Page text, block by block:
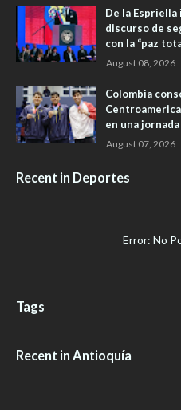
De la
discurso de
con la “paz
August 08, 2026
Colombia
en una
August 07, 2026
Recent in Deportes
Error: No
Tags
Recent in Antioquía